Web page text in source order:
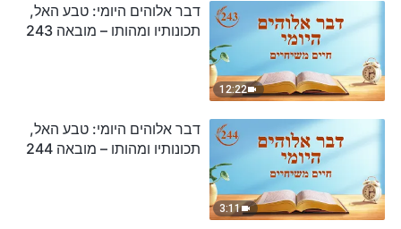
12:22
דבר אלוהים היומי: טבע האל,
תכונותיו ומהותו – מובאה 243
3:11
דבר אלוהים היומי: טבע האל,
תכונותיו ומהותו – מובאה 244